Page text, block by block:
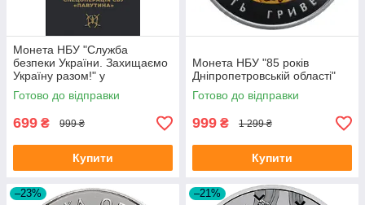
Монета НБУ "Служба
безпеки України. Захищаємо
Україну разом!" у
сувенірному пакованні
Готово до відправки
699 ₴ 999 ₴
Купити
Монета НБУ "85 років
Дніпропетровській області"
Готово до відправки
999 ₴ 1 299 ₴
Купити
–23% –21%